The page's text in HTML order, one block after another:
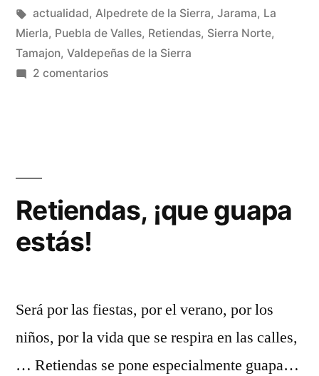
cárcavas»
Etiquetas:
actualidad, Alpedrete de la Sierra, Jarama, La
Mierla, Puebla de Valles, Retiendas, Sierra Norte,
Tamajon, Valdepeñas de la Sierra
2 comentariosen
Retiendas, ¡que guapa
estás!
Será por las fiestas, por el verano, por los
niños, por la vida que se respira en las calles,
… Retiendas se pone especialmente guapa…